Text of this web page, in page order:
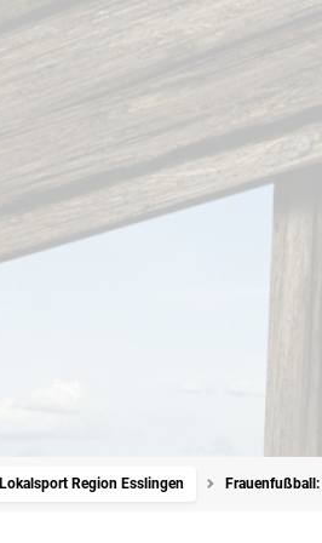
Lokalsport Region Esslingen